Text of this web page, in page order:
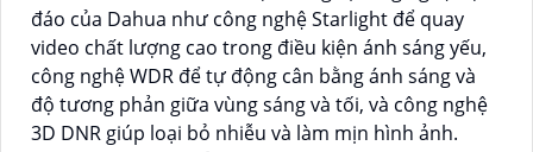
đáo của Dahua như công nghệ Starlight để quay
video chất lượng cao trong điều kiện ánh sáng yếu,
công nghệ WDR để tự động cân bằng ánh sáng và
độ tương phản giữa vùng sáng và tối, và công nghệ
3D DNR giúp loại bỏ nhiễu và làm mịn hình ảnh.